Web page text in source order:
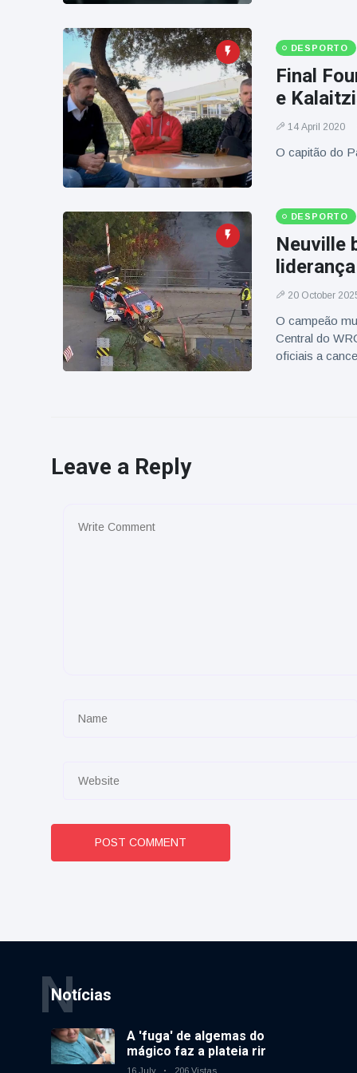
DESPORTO
Final
e
14 April 2020
O capitão do
DESPORTO
Neuville
20 October
O campeão
Central do
oficiais a
Leave a Reply
POST COMMENT
Notícias
N
A 'fuga' de algemas do
mágico faz a plateia rir
16 July 206 Vistas